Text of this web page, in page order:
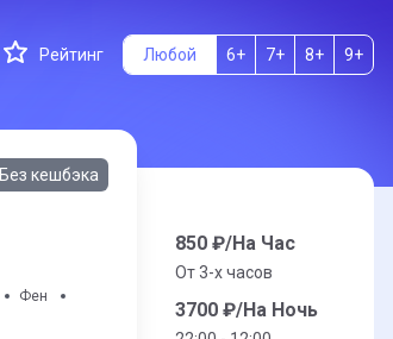
Рейтинг Любой 6+ 7+ 8+ 9+
Без кешбэка
Фен
850₽/На Час
От 3-x часов
3700₽/На Ночь